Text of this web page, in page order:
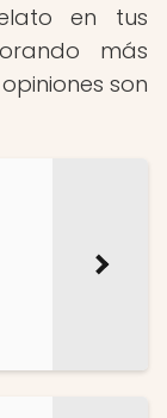
en tus
más
son